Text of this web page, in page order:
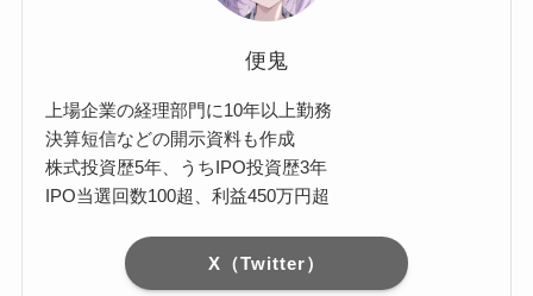
便鬼
上場企業の経理部門に10年以上勤務
決算短信などの開示資料も作成
株式投資歴5年、うちIPO投資歴3年
IPO当選回数100超、利益450万円超
X（Twitter）